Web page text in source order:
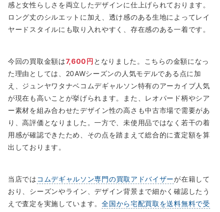
感と女性らしさを両立したデザインに仕上げられております。
ロング丈のシルエットに加え、透け感のある生地によってレイ
ヤードスタイルにも取り入れやすく、存在感のある一着です。
今回の買取金額は7,600円 となりました。こちらの金額になっ
た理由としては、20AWシーズンの人気モデルである点に加
え、ジュンヤワタナベコムデギャルソン特有のアーカイブ人気
が現在も高いことが挙げられます。また、レオパード柄やシア
ー素材を組み合わせたデザイン性の高さも中古市場で需要があ
り、高評価となりました。一方で、未使用品ではなく若干の着
用感が確認できたため、その点を踏まえて総合的に査定額を算
出しております。
当店では コムデギャルソン専門の買取アドバイザーが在籍して
おり、シーズンやライン、デザイン背景まで細かく確認したう
えで査定を実施しています。全国から宅配買取を送料無料で受